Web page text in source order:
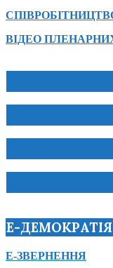
ВІДЕО
Е-ДЕМОКРАТІЯ
Е-ЗВЕРНЕННЯ